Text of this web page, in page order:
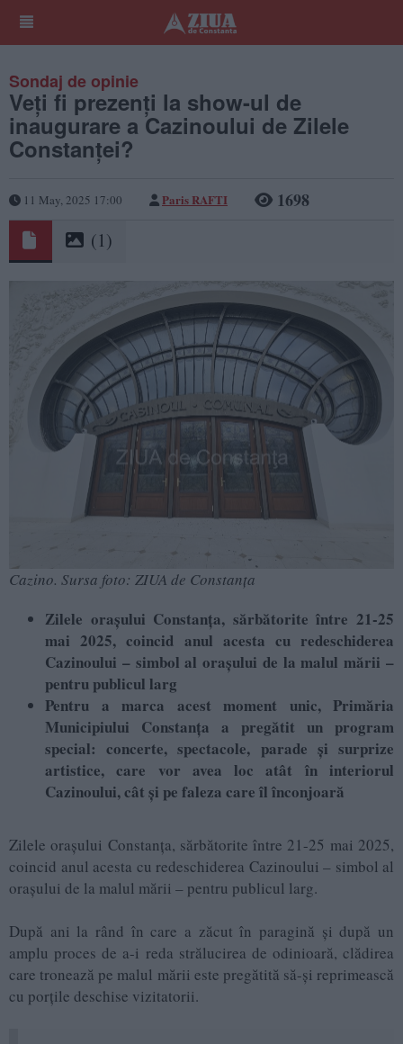
Sondaj de opinie
Veți fi prezenți la show-ul de
inaugurare a Cazinoului de Zilele
Constanței?
11 May, 2025 17:00 Paris RAFTI 1698
(1)
Cazino. Sursa foto: ZIUA de Constanța
Zilele orașului Constanța, sărbătorite între 21-25
mai 2025, coincid anul acesta cu redeschiderea
Cazinoului – simbol al orașului de la malul mării –
pentru publicul larg
Pentru a marca acest moment unic, Primăria
Municipiului Constanța a pregătit un program
special: concerte, spectacole, parade și surprize
artistice, care vor avea loc atât în interiorul
Cazinoului, cât și pe faleza care îl înconjoară
Zilele orașului Constanța, sărbătorite între 21-25 mai 2025,
coincid anul acesta cu redeschiderea Cazinoului – simbol al
orașului de la malul mării – pentru publicul larg.
După ani la rând în care a zăcut în paragină și după un
amplu proces de a-i reda strălucirea de odinioară, clădirea
care tronează pe malul mării este pregătită să-și reprimească
cu porțile deschise vizitatorii.